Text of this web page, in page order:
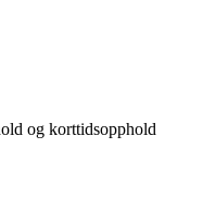
og korttidsopphold